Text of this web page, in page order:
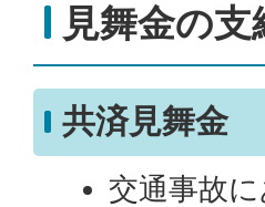
見舞金の支
共済見舞金
交通事故